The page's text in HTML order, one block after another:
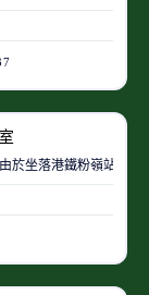
於坐落港鐵粉嶺站旁